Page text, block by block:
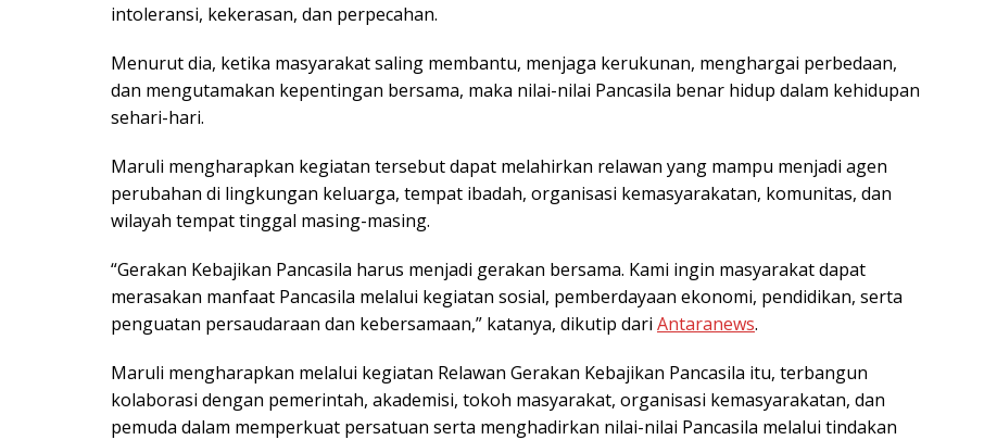
intoleransi, kekerasan, dan perpecahan.
Menurut dia, ketika masyarakat saling membantu, menjaga kerukunan, menghargai perbedaan,
dan mengutamakan kepentingan bersama, maka nilai-nilai Pancasila benar hidup dalam kehidupan
sehari-hari.
Maruli mengharapkan kegiatan tersebut dapat melahirkan relawan yang mampu menjadi agen
perubahan di lingkungan keluarga, tempat ibadah, organisasi kemasyarakatan, komunitas, dan
wilayah tempat tinggal masing-masing.
“Gerakan Kebajikan Pancasila harus menjadi gerakan bersama. Kami ingin masyarakat dapat
merasakan manfaat Pancasila melalui kegiatan sosial, pemberdayaan ekonomi, pendidikan, serta
penguatan persaudaraan dan kebersamaan,” katanya, dikutip dari Antaranews.
Maruli mengharapkan melalui kegiatan Relawan Gerakan Kebajikan Pancasila itu, terbangun
kolaborasi dengan pemerintah, akademisi, tokoh masyarakat, organisasi kemasyarakatan, dan
pemuda dalam memperkuat persatuan serta menghadirkan nilai-nilai Pancasila melalui tindakan